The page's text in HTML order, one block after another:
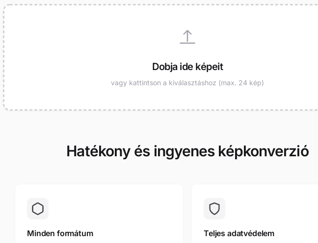
Dobja ide képeit
vagy kattintson a kiválasztáshoz (max. 24 kép)
Hatékony és ingyenes képkonverzió
Minden formátum Teljes adatvédelem